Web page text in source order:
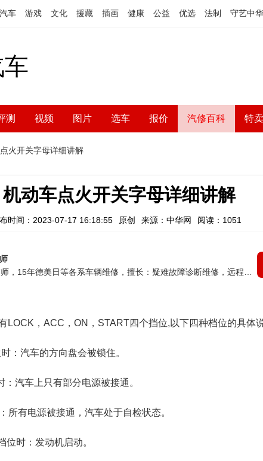
汽车 游戏 文化 援藏 插画 健康 公益 优选 法制 守艺中华
测 视频 图片 选车 报价 汽修百科 特
火开关字母详细讲解
机动车点火开关字母详细讲解
时间：2023-07-17 16:18:55 原创 来源：中华网 阅读：1051
LOCK，ACC，ON，START四个挡位,以下四种档位的具体
：汽车的方向盘会被锁住。
汽车上只有部分电源被接通。
所有电源被接通，汽车处于自检状态。
位时：发动机启动。